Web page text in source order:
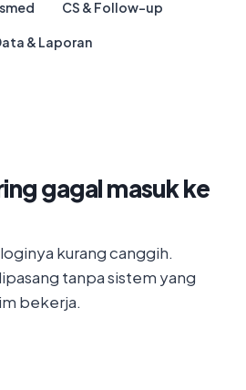
CS & Follow-up
& Laporan
gagal masuk ke
kurang canggih.
tanpa sistem yang
bekerja.